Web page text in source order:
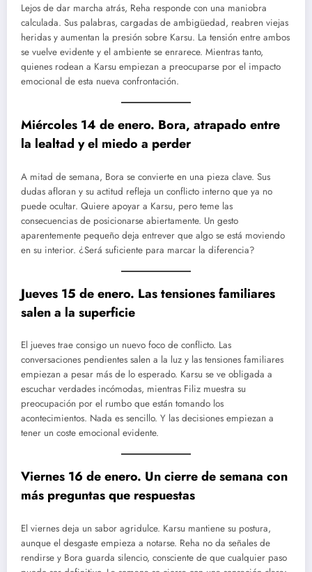
Lejos de dar marcha atrás, Reha responde con una maniobra
calculada. Sus palabras, cargadas de ambigüedad, reabren viejas
heridas y aumentan la presión sobre Karsu. La tensión entre ambos
se vuelve evidente y el ambiente se enrarece. Mientras tanto,
quienes rodean a Karsu empiezan a preocuparse por el impacto
emocional de esta nueva confrontación.
Miércoles 14 de enero. Bora, atrapado entre
la lealtad y el miedo a perder
A mitad de semana, Bora se convierte en una pieza clave. Sus
dudas afloran y su actitud refleja un conflicto interno que ya no
puede ocultar. Quiere apoyar a Karsu, pero teme las
consecuencias de posicionarse abiertamente. Un gesto
aparentemente pequeño deja entrever que algo se está moviendo
en su interior. ¿Será suficiente para marcar la diferencia?
Jueves 15 de enero. Las tensiones familiares
salen a la superficie
El jueves trae consigo un nuevo foco de conflicto. Las
conversaciones pendientes salen a la luz y las tensiones familiares
empiezan a pesar más de lo esperado. Karsu se ve obligada a
escuchar verdades incómodas, mientras Filiz muestra su
preocupación por el rumbo que están tomando los
acontecimientos. Nada es sencillo. Y las decisiones empiezan a
tener un coste emocional evidente.
Viernes 16 de enero. Un cierre de semana con
más preguntas que respuestas
El viernes deja un sabor agridulce. Karsu mantiene su postura,
aunque el desgaste empieza a notarse. Reha no da señales de
rendirse y Bora guarda silencio, consciente de que cualquier paso